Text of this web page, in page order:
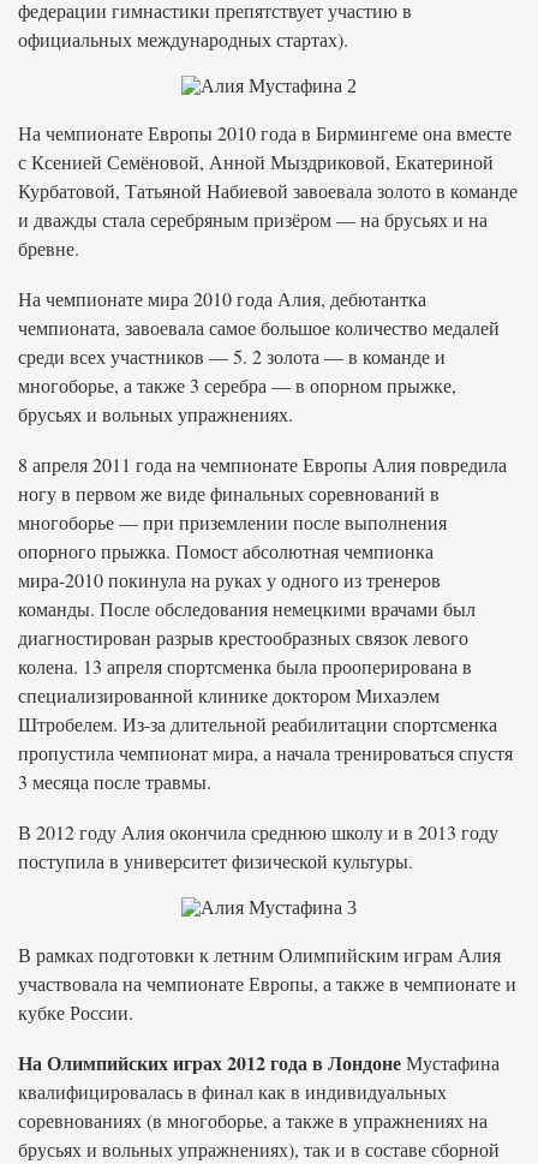
федерации гимнастики препятствует участию в
официальных международных стартах).
На чемпионате Европы 2010 года в Бирмингеме она вместе
с Ксенией Семёновой, Анной Мыздриковой, Екатериной
Курбатовой, Татьяной Набиевой завоевала золото в команде
и дважды стала серебряным призёром — на брусьях и на
бревне.
На чемпионате мира 2010 года Алия, дебютантка
чемпионата, завоевала самое большое количество медалей
среди всех участников — 5. 2 золота — в команде и
многоборье, а также 3 серебра — в опорном прыжке,
брусьях и вольных упражнениях.
8 апреля 2011 года на чемпионате Европы Алия повредила
ногу в первом же виде финальных соревнований в
многоборье — при приземлении после выполнения
опорного прыжка. Помост абсолютная чемпионка
мира-2010 покинула на руках у одного из тренеров
команды. После обследования немецкими врачами был
диагностирован разрыв крестообразных связок левого
колена. 13 апреля спортсменка была прооперирована в
специализированной клинике доктором Михаэлем
Штробелем. Из-за длительной реабилитации спортсменка
пропустила чемпионат мира, а начала тренироваться спустя
3 месяца после травмы.
В 2012 году Алия окончила среднюю школу и в 2013 году
поступила в университет физической культуры.
В рамках подготовки к летним Олимпийским играм Алия
участвовала на чемпионате Европы, а также в чемпионате и
кубке России.
На Олимпийских играх 2012 года в ЛондонеМустафина
квалифицировалась в финал как в индивидуальных
соревнованиях (в многоборье, а также в упражнениях на
брусьях и вольных упражнениях), так и в составе сборной